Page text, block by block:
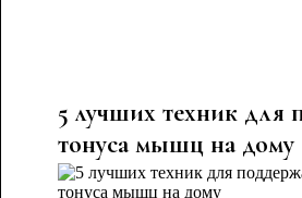
5 лучших техник для
тонуса мышц на дому